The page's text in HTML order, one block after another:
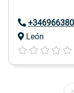
León